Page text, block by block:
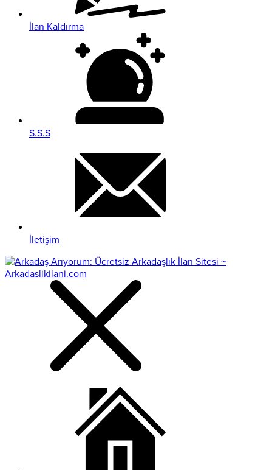
İlan Kaldırma
S.S.S
İletişim